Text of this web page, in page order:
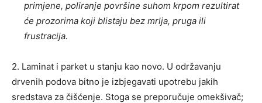
primjene, poliranje površine suhom krpom rezultirat
će prozorima koji blistaju bez mrlja, pruga ili
frustracija.
2. Laminat i parket u stanju kao novo. U održavanju
drvenih podova bitno je izbjegavati upotrebu jakih
sredstava za čišćenje. Stoga se preporučuje omekšivač;